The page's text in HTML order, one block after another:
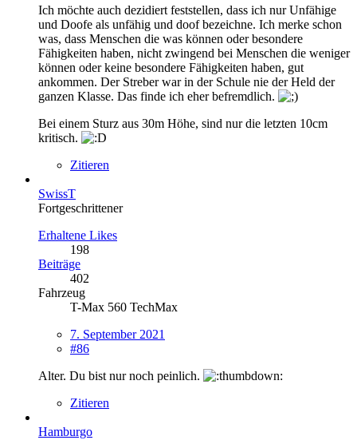
Ich möchte auch dezidiert feststellen, dass ich nurUnfähige
und Doofe als unfähig und doof bezeichne. Ich merke schon
was, dass Menschen die was können oder besondere
Fähigkeiten haben, nicht zwingend bei Menschen die weniger
können oder keine besondere Fähigkeiten haben, gut
ankommen. Der Streber war in der Schule nie der Held der
ganzen Klasse. Das finde ich eher befremdlich.
Bei einem Sturz aus 30m Höhe, sind nur die letzten 10cm
kritisch.
Zitieren
SwissT
Fortgeschrittener
Erhaltene Likes
198
Beiträge
402
Fahrzeug
T-Max 560 TechMax
7. September 2021
#86
Alter. Du bist nur noch peinlich.
Zitieren
Hamburgo